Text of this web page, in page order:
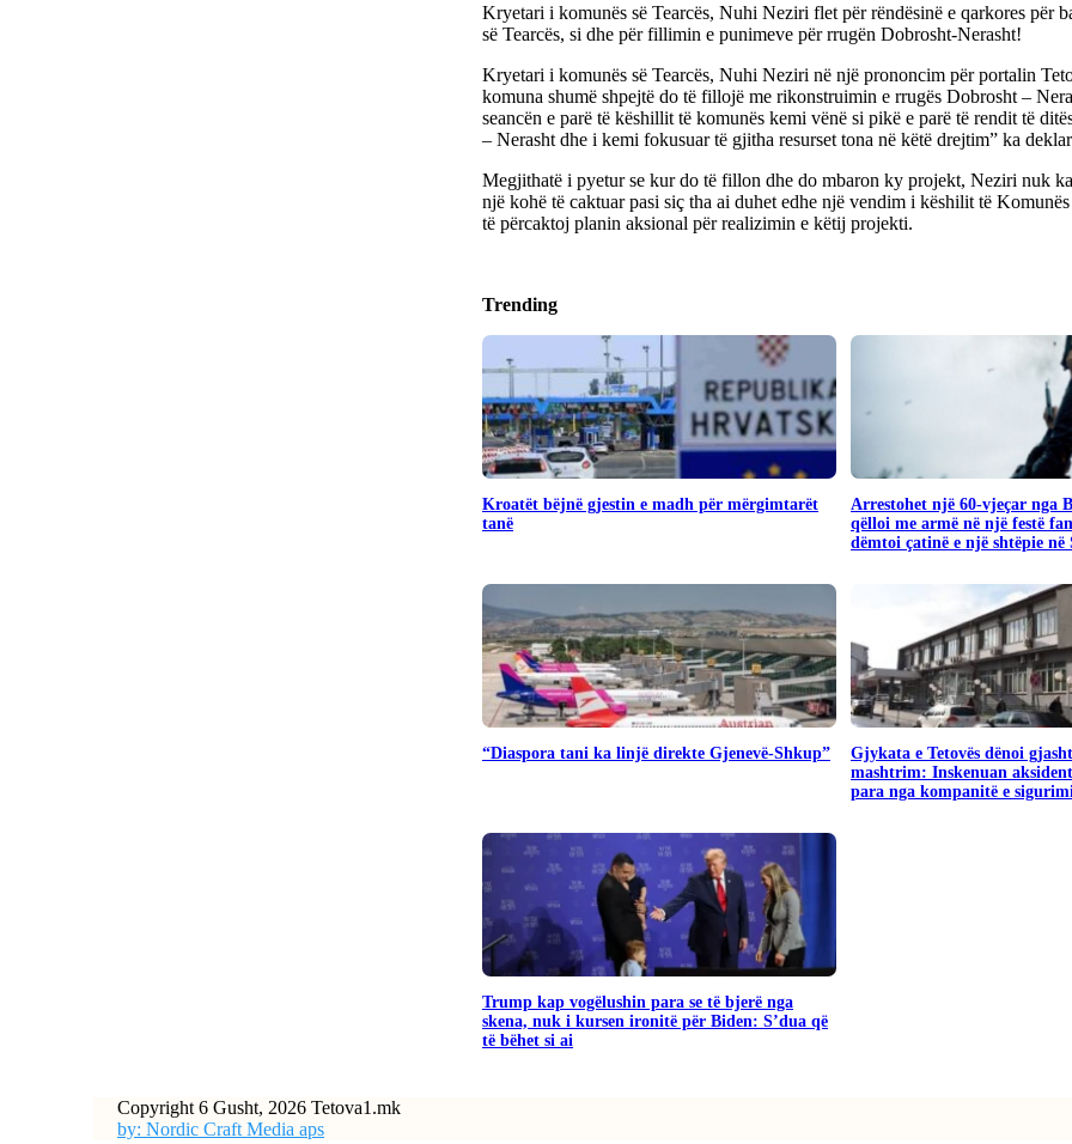
Kryetari i komunës së Tearcës, Nuhi Neziri flet për rëndësinë e qarkores për
së Tearcës, si dhe për fillimin e punimeve për rrugën Dobrosht-Nerasht!
Kryetari i komunës së Tearcës, Nuhi Neziri në një prononcim për portalin
komuna shumë shpejtë do të fillojë me rikonstruimin e rrugës Dobrosht –
seancën e parë të këshillit të komunës kemi vënë si pikë e parë të rendit të
– Nerasht dhe i kemi fokusuar të gjitha resurset tona në këtë drejtim” ka
Megjithatë i pyetur se kur do të fillon dhe do mbaron ky projekt, Neziri nuk
një kohë të caktuar pasi siç tha ai duhet edhe një vendim i këshilit të Komunës
të përcaktoj planin aksional për realizimin e këtij projekti.
Trending
Kroatët bëjnë gjestin e madh për mërgimtarët
tanë
Arrestohet një 60-vjeçar nga
qëlloi me armë në një festë
dëmtoi çatinë e një shtëpie në
“Diaspora tani ka linjë direkte Gjenevë-Shkup”
Gjykata e Tetovës dënoi
mashtrim: Inskenuan
para nga kompanitë e
Trump kap vogëlushin para se të bjerë nga
skena, nuk i kursen ironitë për Biden: S’dua që
të bëhet si ai
Copyright 6 Gusht, 2026 Tetova1.mk
by: Nordic Craft Media aps